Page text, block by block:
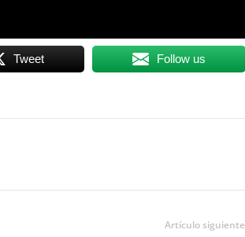
Tweet Follow us
Artículo siguiente